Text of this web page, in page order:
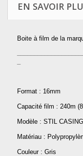
EN SAVOIR
Boite à film de la
Format : 16mm
Capacité film : 240m
Modèle : STIL CASING
Matériau :
Couleur : Gris